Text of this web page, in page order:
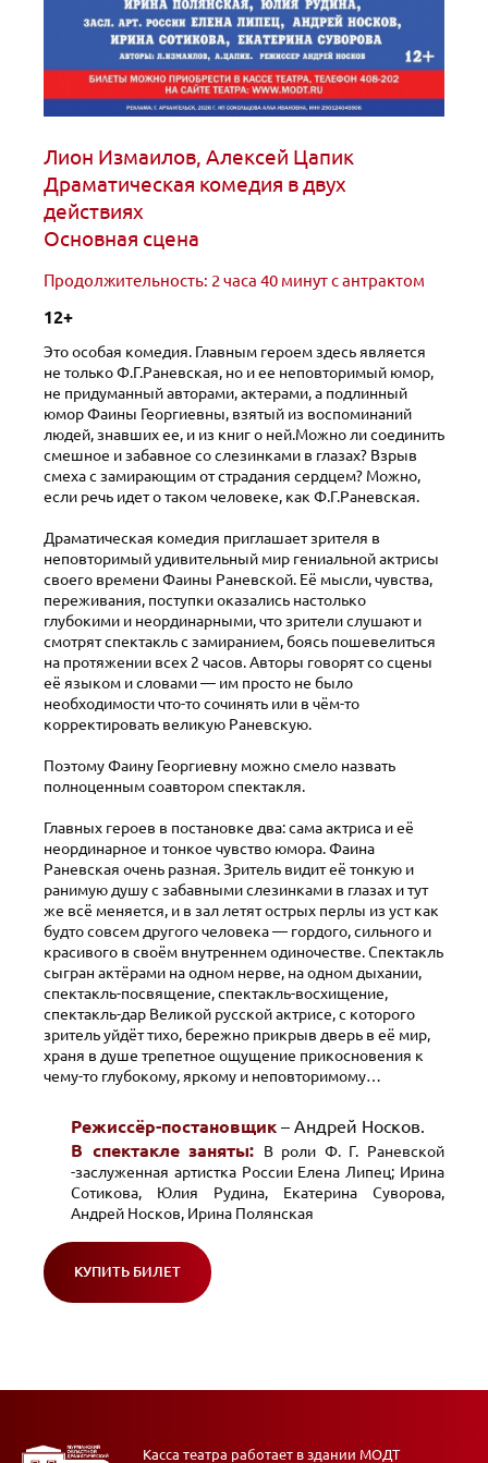
Лион Измаилов, Алексей Цапик
Драматическая комедия в двух
действиях
Основная сцена
Продолжительность: 2 часа 40 минут с антрактом
12+
Это особая комедия. Главным героем здесь является
не только Ф.Г.Раневская, но и ее неповторимый юмор,
не придуманный авторами, актерами, а подлинный
юмор Фаины Георгиевны, взятый из воспоминаний
людей, знавших ее, и из книг о ней.Можно ли соединить
смешное и забавное со слезинками в глазах? Взрыв
смеха с замирающим от страдания сердцем? Можно,
если речь идет о таком человеке, как Ф.Г.Раневская.
Драматическая комедия приглашает зрителя в
неповторимый удивительный мир гениальной актрисы
своего времени Фаины Раневской. Её мысли, чувства,
переживания, поступки оказались настолько
глубокими и неординарными, что зрители слушают и
смотрят спектакль с замиранием, боясь пошевелиться
на протяжении всех 2 часов. Авторы говорят со сцены
её языком и словами — им просто не было
необходимости что-то сочинять или в чём-то
корректировать великую Раневскую.
Поэтому Фаину Георгиевну можно смело назвать
полноценным соавтором спектакля.
Главных героев в постановке два: сама актриса и её
неординарное и тонкое чувство юмора. Фаина
Раневская очень разная. Зритель видит её тонкую и
ранимую душу с забавными слезинками в глазах и тут
же всё меняется, и в зал летят острых перлы из уст как
будто совсем другого человека — гордого, сильного и
красивого в своём внутреннем одиночестве. Спектакль
сыгран актёрами на одном нерве, на одном дыхании,
спектакль-посвящение, спектакль-восхищение,
спектакль-дар Великой русской актрисе, с которого
зритель уйдёт тихо, бережно прикрыв дверь в её мир,
храня в душе трепетное ощущение прикосновения к
чему-то глубокому, яркому и неповторимому…
Режиссёр-постановщик – Андрей Носков.
В спектакле заняты:
В роли Ф. Г. Раневской
-заслуженная артистка России Елена Липец; Ирина
Сотикова, Юлия Рудина, Екатерина Суворова,
Андрей Носков, Ирина Полянская
КУПИТЬ БИЛЕТ
(ОТКРОЕТСЯ
Касса театра работает в здании МОДТ